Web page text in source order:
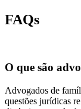
FAQs
O que são
Advogados de
questões jurídicas